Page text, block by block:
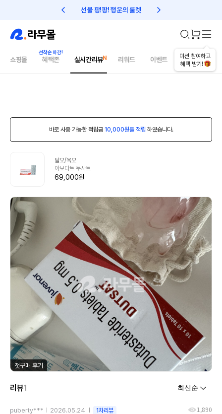
선물 팡!팡! 행운의 룰렛 친구초대 1만원 리워드!
미션 참여하고
혜택 받기!
쇼핑몰 혜택존 실시간리뷰 리워드 이벤트 건강매거진
바로 사용 가능한 적립금 10,000원을 적립 하였습니다.
탈모/육모
아보다트 두사트
69,000원
첫구매 후기
리뷰1
puberty*** 2026.05.24 1차리뷰 1,890